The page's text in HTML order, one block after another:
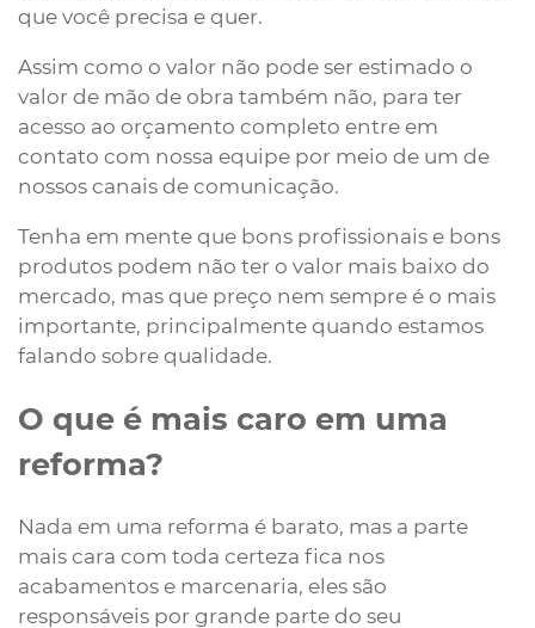
que você precisa e quer.
Assim como o valor não pode ser estimado o
valor de mão de obra também não, para ter
acesso ao orçamento completo entre em
contato com nossa equipe por meio de um de
nossos canais de comunicação.
Tenha em mente que bons profissionais e bons
produtos podem não ter o valor mais baixo do
mercado, mas que preço nem sempre é o mais
importante, principalmente quando estamos
falando sobre qualidade.
O que é mais caro em uma
reforma?
Nada em uma reforma é barato, mas a parte
mais cara com toda certeza fica nos
acabamentos e marcenaria, eles são
responsáveis por grande parte do seu